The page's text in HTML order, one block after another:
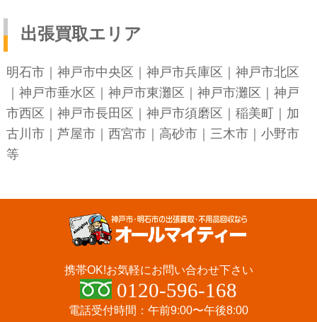
出張買取エリア
明石市｜ 神戸市中央区 神戸市兵庫区
神戸市北区
神戸市垂水区 神戸市東灘区 神戸市灘区
神戸
市西区
神戸市長田区 神戸市須磨区
｜稲美町｜加
古川市｜芦屋市｜西宮市｜高砂市｜三木市｜小野市
等
携帯OK!お気軽にお問い合わせ下さい
0120-596-168
電話受付時間：午前9:00〜午後8:00